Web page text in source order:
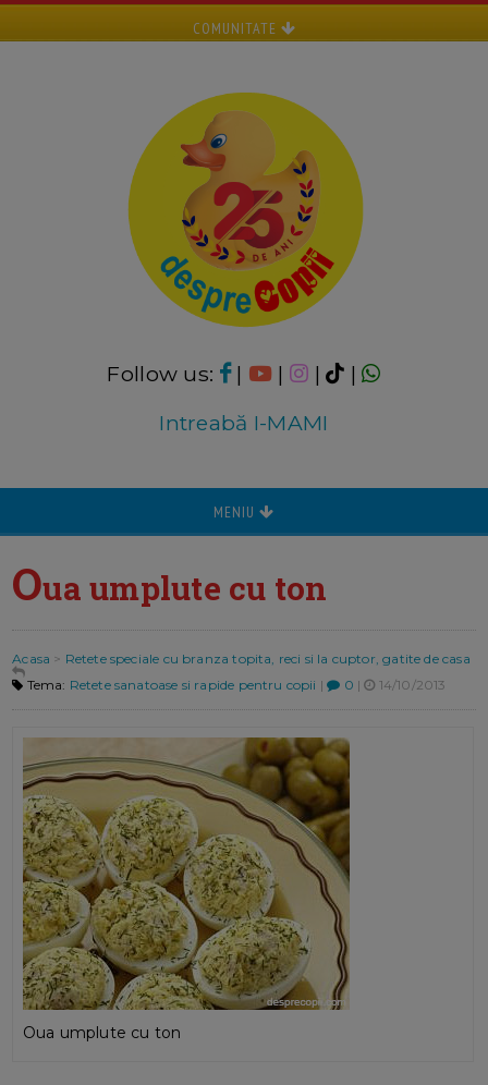
COMUNITATE
Follow us: | | |
|
Intreabă I-MAMI
MENIU
Oua umplute cu ton
Acasa > Retete speciale cu branza topita, reci si la cuptor, gatite de casa
Tema: Retete sanatoase si rapide pentru copii | 0 | 14/10/2013
Oua umplute cu ton